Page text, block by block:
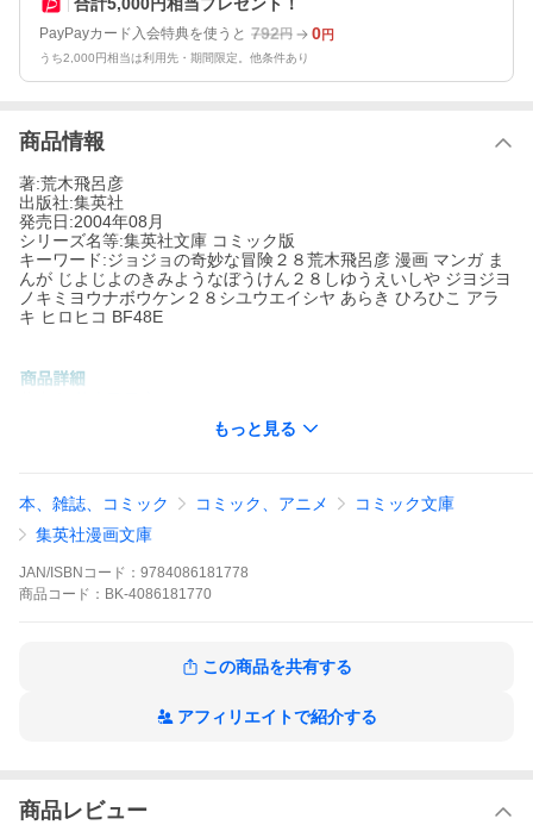
PayPayカード入会特典を使うと 792円 0円
うち2,000円相当は利用先・期間限定。他条件あり
商品情報
著:荒木飛呂彦
出版社:集英社
発売日:2004年08月
シリーズ名等:集英社文庫 コミック版
キーワード:ジョジョの奇妙な冒険２８荒木飛呂彦 漫画 マンガ ま
んが じよじよのきみようなぼうけん２８しゆうえいしや ジヨジヨ
ノキミヨウナボウケン２８シユウエイシヤ あらき ひろひこ アラ
キ ヒロヒコ BF48E
集英社文庫 コミック版
と、吉良吉影。追いつめられ「絶望」する吉良に再び「矢」が突
き刺さり、第3の能力が発現。一方、吉良への手がかりを捜す岸辺
露伴の許に、背中を見られる事に異常な恐怖を示す設計士が訪れ
もっと見る
本、雑誌、コミック コミック、アニメ
コミック文庫
集英社漫画文庫
JAN/ISBNコード： 9784086181778
商品 コード： BK-4086181770
この商品を共有する
アフィリエイトで紹介する
商品レビュー